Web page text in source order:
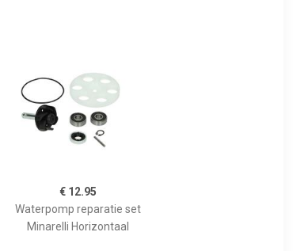
€ 12.95
Waterpomp reparatie set
Minarelli Horizontaal